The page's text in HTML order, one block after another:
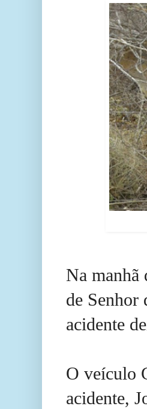
Na manhã
de
acidente
O veículo
acidente,